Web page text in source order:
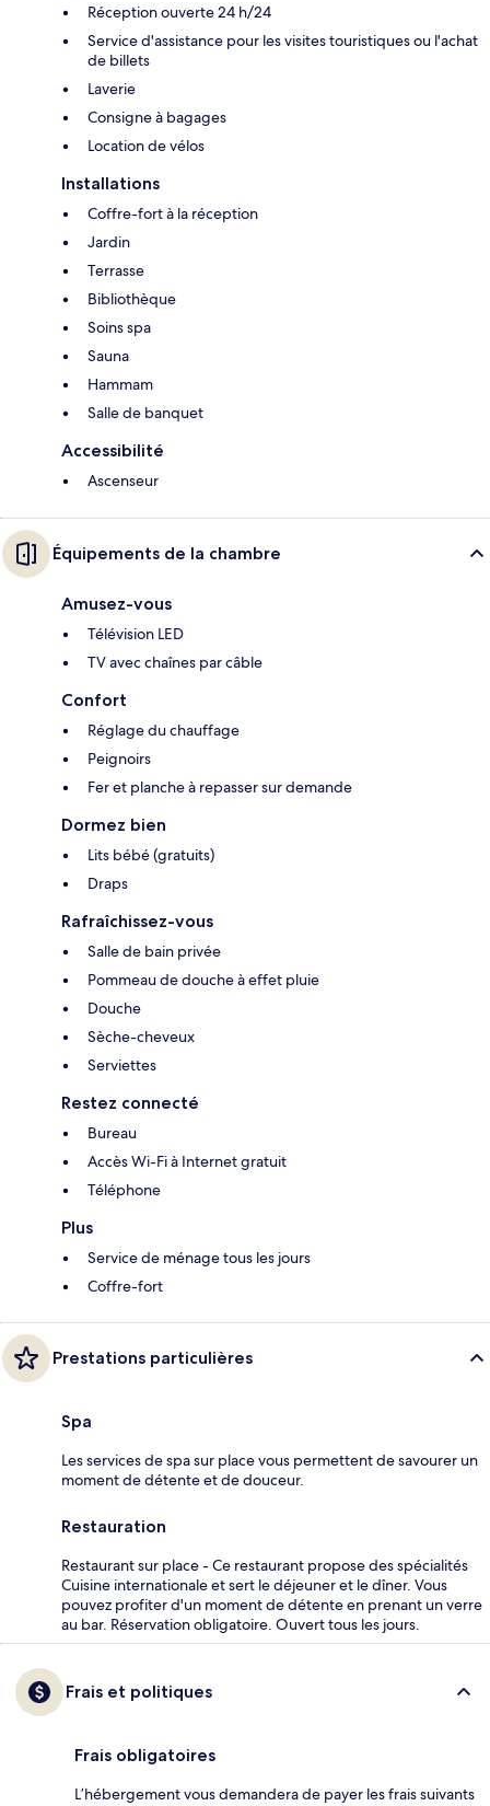
Réception ouverte 24 h/24
Service d'assistance pour les visites touristiques ou l'achat
de billets
Laverie
Consigne à bagages
Location de vélos
Installations
Coffre-fort à la réception
Jardin
Terrasse
Bibliothèque
Soins spa
Sauna
Hammam
Salle de banquet
Accessibilité
Ascenseur
Équipements de la chambre
Amusez-vous
Télévision LED
TV avec chaînes par câble
Confort
Réglage du chauffage
Peignoirs
Fer et planche à repasser sur demande
Dormez bien
Lits bébé (gratuits)
Draps
Rafraîchissez-vous
Salle de bain privée
Pommeau de douche à effet pluie
Douche
Sèche-cheveux
Serviettes
Restez connecté
Bureau
Accès Wi-Fi à Internet gratuit
Téléphone
Plus
Service de ménage tous les jours
Coffre-fort
Prestations particulières
Spa
Les services de spa sur place vous permettent de savourer un
moment de détente et de douceur.
Restauration
Restaurant sur place - Ce restaurant propose des spécialités
Cuisine internationale et sert le déjeuner et le dîner. Vous
pouvez profiter d'un moment de détente en prenant un verre
au bar. Réservation obligatoire. Ouvert tous les jours.
Frais et politiques
Frais obligatoires
L’hébergement vous demandera de payer les frais suivants